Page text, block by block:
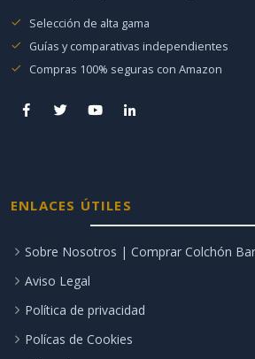
Selección de alta gama
Guías y comparativas independientes
Compras 100% seguras con Amazon
ENLACES ÚTILES
Sobre Nosotros | Comprar Colchón
Aviso Legal
Política de privacidad
Polícas de Cookies